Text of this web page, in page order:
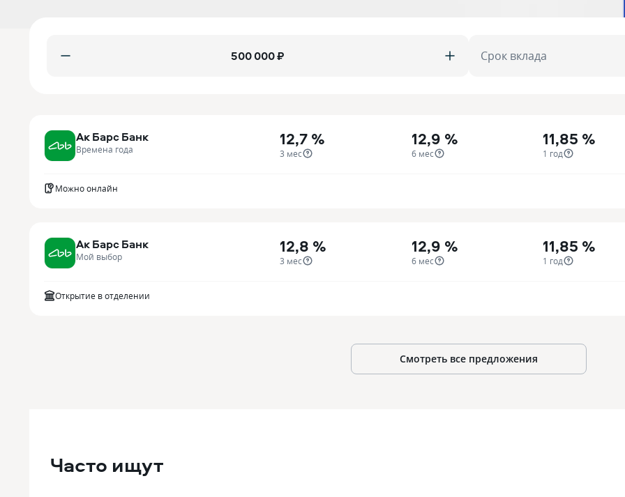
₽ Срок вклада
Ак Барс Банк
Времена года 12,7 %
3 мес
12,9 %
6 мес
11,85 %
1 год
Можно онлайн
Ак Барс Банк
Мой выбор 12,8 %
3 мес
12,9 %
6 мес
11,85 %
1 год
Открытие в отделении
Смотреть все предложения
Часто ищут